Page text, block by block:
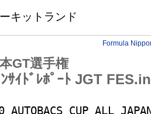
Formula
GT選手権
ｻｲﾄﾞﾚﾎﾟｰﾄ JGT
CUP ALL